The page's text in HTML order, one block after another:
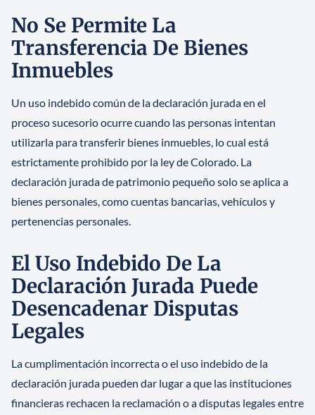
No Se Permite La
Transferencia De Bienes
Inmuebles
Un uso indebido común de la declaración jurada en el
proceso sucesorio ocurre cuando las personas intentan
utilizarla para transferir bienes inmuebles, lo cual está
estrictamente prohibido por la ley de Colorado. La
declaración jurada de patrimonio pequeño solo se aplica a
bienes personales, como cuentas bancarias, vehículos y
pertenencias personales.
El Uso Indebido De La
Declaración Jurada Puede
Desencadenar Disputas
Legales
La cumplimentación incorrecta o el uso indebido de la
declaración jurada pueden dar lugar a que las instituciones
financieras rechacen la reclamación o a disputas legales entre